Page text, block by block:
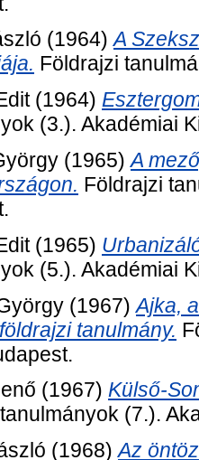
(1964)A
Földrajzi
(1964)
(3.). Akadémiai
(1965)A
Földrajzi
(1965)
(5.). Akadémiai
(1967)Ajka,
tanulmány.
(1967) Külső-
(7.).
(1968)Az